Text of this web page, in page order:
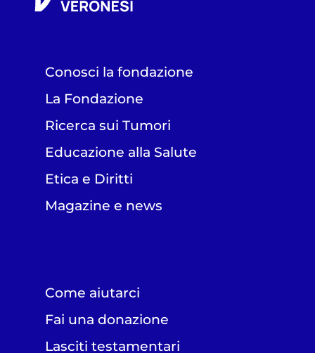
Conosci la fondazione
La Fondazione
Ricerca sui Tumori
Educazione alla Salute
Etica e Diritti
Magazine e news
Come aiutarci
Fai una donazione
Lasciti testamentari